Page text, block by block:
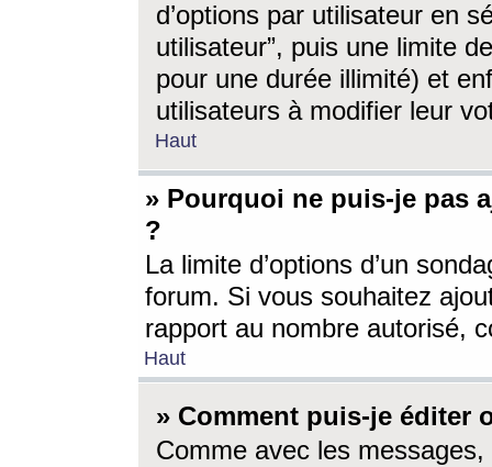
d’options par utilisateur en
utilisateur”, puis une limite
pour une durée illimité) et
utilisateurs à modifier leur
Haut
» Pourquoi ne puis-je pas
?
La limite d’options d’un
forum. Si vous souhaitez
rapport au nombre autorisé,
Haut
» Comment puis-je éditer
Comme avec les